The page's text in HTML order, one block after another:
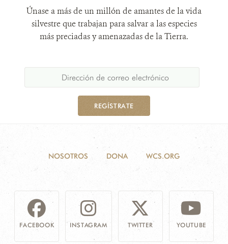
Únase a más de un millón de amantes de la vida
silvestre que trabajan para salvar a las especies
más preciadas y amenazadas de la Tierra.
REGÍSTRATE
NOSOTROS DONA WCS.ORG
FACEBOOK INSTAGRAM TWITTER YOUTUBE